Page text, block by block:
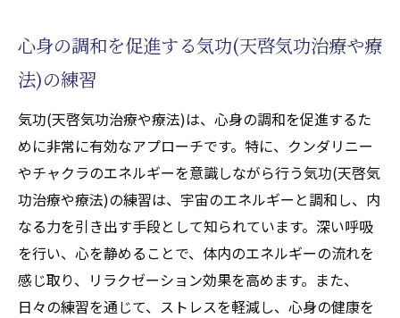
心身の調和を促進する気功(天啓気功治療や療
法)の練習
気功(天啓気功治療や療法)は、心身の調和を促進するた
めに非常に有効なアプローチです。特に、クンダリニー
やチャクラのエネルギーを意識しながら行う気功(天啓気
功治療や療法)の練習は、宇宙のエネルギーと調和し、内
なる力を引き出す手段として知られています。深い呼吸
を行い、心を静めることで、体内のエネルギーの流れを
感じ取り、リラクゼーション効果を高めます。また、
日々の練習を通じて、ストレスを軽減し、心身の健康を